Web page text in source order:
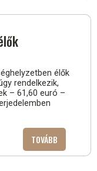
SZOCIÁLIS
élők
rendelkezik,
– 61,60 euró –
TOVÁBB
A